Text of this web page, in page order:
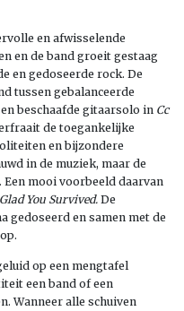
en afwisselende
en de band groeit gestaag
en gedoseerde rock. De
tussen gebalanceerde
beschaafde gitaarsolo in Cc
de toegankelijke
en bijzondere
in de muziek, maar de
mooi voorbeeld daarvan
You Survived. De
gedoseerd en samen met de
op een mengtafel
een band of een
Wanneer alle schuiven